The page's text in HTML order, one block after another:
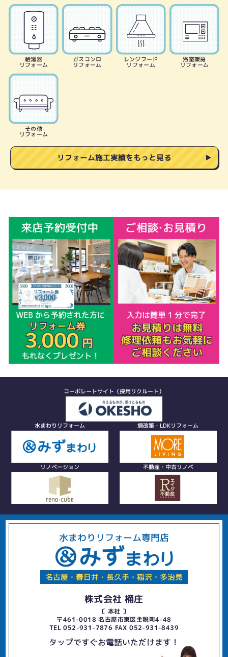
給湯器
リフォーム
ガスコンロ
リフォーム
レンジフード
リフォーム
浴室暖房
リフォーム
その他
リフォーム
リフォーム施工実績をもっと見る
コーポレートサイト（採用リクルート）
水まわりリフォーム 増改築・LDKリフォーム
リノベーション 不動産・中古リノベ
水まわりリフォーム専門店
名古屋・春日井・長久手・稲沢・多治見
株式会社 桶庄
〔 本社 〕
〒461-0018 名古屋市東区主税町4-48
TEL 052-931-7876 FAX 052-931-8439
タップですぐお電話いただけます！